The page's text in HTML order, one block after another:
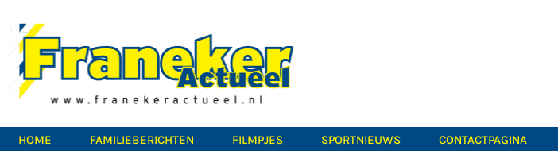
HOME FAMILIEBERICHTEN FILMPJES SPORTNIEUWS CONTACTPAGINA